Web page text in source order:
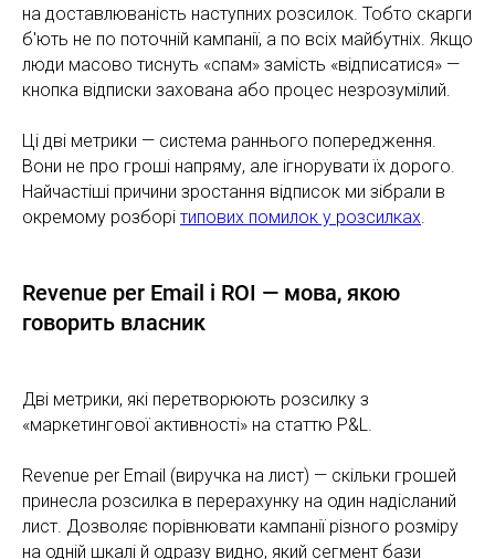
на доставлюваність наступних розсилок. Тобто скарги
б'ють не по поточній кампанії, а по всіх майбутніх. Якщо
люди масово тиснуть «спам» замість «відписатися» —
кнопка відписки захована або процес незрозумілий.
Ці дві метрики — система раннього попередження.
Вони не про гроші напряму, але ігнорувати їх дорого.
Найчастіші причини зростання відписок ми зібрали в
окремому розборі типових помилок у розсилках
Revenue per Email і ROI — мова, якою
говорить власник
Дві метрики, які перетворюють розсилку з
«маркетингової активності» на статтю P&L.
Revenue per Email (виручка на лист) — скільки грошей
принесла розсилка в перерахунку на один надісланий
лист. Дозволяє порівнювати кампанії різного розміру
на одній шкалі й одразу видно, який сегмент бази